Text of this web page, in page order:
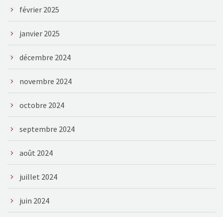
février 2025
janvier 2025
décembre 2024
novembre 2024
octobre 2024
septembre 2024
août 2024
juillet 2024
juin 2024